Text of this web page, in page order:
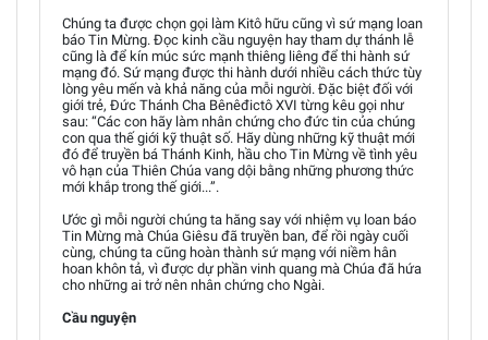
Chúng ta được chọn gọi làm Kitô hữu cũng vì sứ mạng loan
báo Tin Mừng. Đọc kinh cầu nguyện hay tham dự thánh lễ
cũng là để kín múc sức mạnh thiêng liêng để thi hành sứ
mạng đó. Sứ mạng được thi hành dưới nhiều cách thức tùy
lòng yêu mến và khả năng của mỗi người. Đặc biệt đối với
giới trẻ, Đức Thánh Cha Bênêđictô XVI từng kêu gọi như
sau: “Các con hãy làm nhân chứng cho đức tin của chúng
con qua thế giới kỹ thuật số. Hãy dùng những kỹ thuật mới
đó để truyền bá Thánh Kinh, hầu cho Tin Mừng về tình yêu
vô hạn của Thiên Chúa vang dội bằng những phương thức
mới khắp trong thế giới...”.
Ước gì mỗi người chúng ta hăng say với nhiệm vụ loan báo
Tin Mừng mà Chúa Giêsu đã truyền ban, để rồi ngày cuối
cùng, chúng ta cũng hoàn thành sứ mạng với niềm hân
hoan khôn tả, vì được dự phần vinh quang mà Chúa đã hứa
cho những ai trở nên nhân chứng cho Ngài.
Cầu nguyện